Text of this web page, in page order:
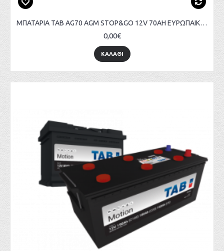
ΜΠΑΤΑΡΙΑ TAB AG70 AGM STOP&GO 12V 70AH ΕΥΡΩΠΑΙΚΟΥ ΤΥΠΟΥ
0,00€
ΚΑΛΑΘΙ